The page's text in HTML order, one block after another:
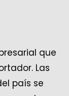
que
Las
país se